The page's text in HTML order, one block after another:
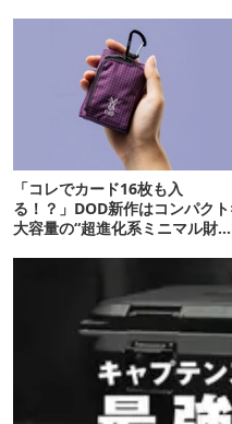
「コレでカード16枚も入
る！？」DOD新作はコンパク
大容量の“超進化系ミニマル財